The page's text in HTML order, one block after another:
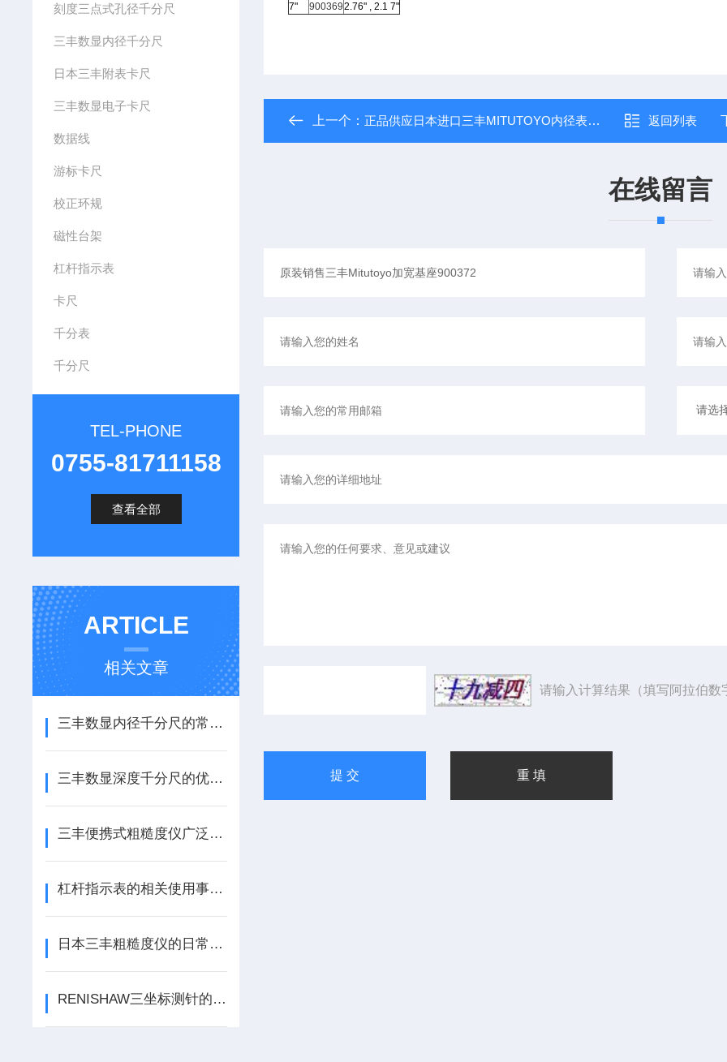
刻度三点式孔径千分尺
三丰数显内径千分尺
日本三丰附表卡尺
三丰数显电子卡尺
数据线
游标卡尺
校正环规
磁性台架
杠杆指示表
卡尺
千分表
千分尺
TEL-PHONE
0755-81711158
查看全部
ARTICLE
相关文章
三丰数显内径千分尺的常见问题与解决方案
三丰数显深度千分尺的优点与应用：精准测量从此变得简单
三丰便携式粗糙度仪广泛的统计功能
杠杆指示表的相关使用事项不可忽略
日本三丰粗糙度仪的日常维护保养这几要点一定要清楚
RENISHAW三坐标测针的校验方法请了解下
7"
9003692.76" , 2.1 7"
上一个： 正品供应日本进口三丰MITUTOYO内径表511-125 返回列表
在线留言
请输入计算结果（填写阿拉伯数